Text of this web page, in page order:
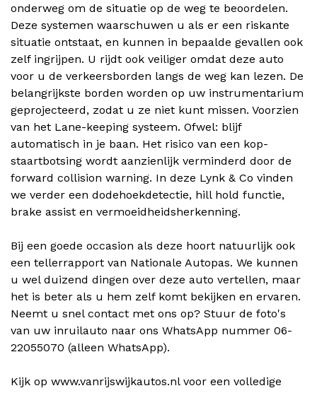
onderweg om de situatie op de weg te beoordelen.
Deze systemen waarschuwen u als er een riskante
situatie ontstaat, en kunnen in bepaalde gevallen ook
zelf ingrijpen. U rijdt ook veiliger omdat deze auto
voor u de verkeersborden langs de weg kan lezen. De
belangrijkste borden worden op uw instrumentarium
geprojecteerd, zodat u ze niet kunt missen. Voorzien
van het Lane-keeping systeem. Ofwel: blijf
automatisch in je baan. Het risico van een kop-
staartbotsing wordt aanzienlijk verminderd door de
forward collision warning. In deze Lynk & Co vinden
we verder een dodehoekdetectie, hill hold functie,
brake assist en vermoeidheidsherkenning.
Bij een goede occasion als deze hoort natuurlijk ook
een tellerrapport van Nationale Autopas. We kunnen
u wel duizend dingen over deze auto vertellen, maar
het is beter als u hem zelf komt bekijken en ervaren.
Neemt u snel contact met ons op? Stuur de foto's
van uw inruilauto naar ons WhatsApp nummer 06-
22055070 (alleen WhatsApp).
Kijk op www.vanrijswijkautos.nl voor een volledige